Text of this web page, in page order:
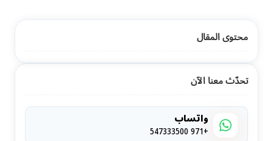
محتوى المقال
تحدّث معنا الآن
واتساب
+971 547333500